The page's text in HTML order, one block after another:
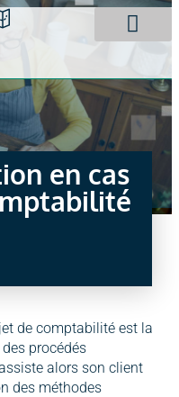
en cas
de comptabilité est la
procédés
alors son client
des méthodes